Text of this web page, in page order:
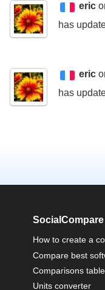
eric
has
eric
has
SocialCompare
How to create a
Compare best
Comparisons
Units converter